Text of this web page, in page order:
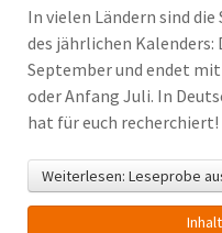
In vielen Ländern sind
des jährlichen
September und endet
oder Anfang Juli. In
hat für euch recherchiert!
Weiterlesen: Leseprobe